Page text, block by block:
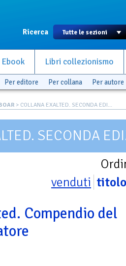
Ricerca
Ebook Libri collezionismo
Per editore Per collana Per autore
> COLLANA EXALTED. SECONDA EDI...
SECONDA
venduti titolo
Compendio del